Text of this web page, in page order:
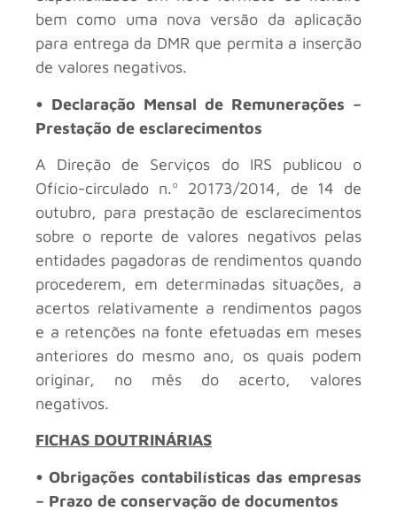
bem como uma nova versão da aplicação
para entrega da DMR que permita a inserção
de valores negativos.
• Declaração Mensal de Remunerações –
Prestação de esclarecimentos
A Direção de Serviços do IRS publicou o
Ofício-circulado n.º 20173/2014, de 14 de
outubro, para prestação de esclarecimentos
sobre o reporte de valores negativos pelas
entidades pagadoras de rendimentos quando
procederem, em determinadas situações, a
acertos relativamente a rendimentos pagos
e a retenções na fonte efetuadas em meses
anteriores do mesmo ano, os quais podem
originar, no mês do acerto, valores
negativos.
FICHAS DOUTRINÁRIAS
• Obrigações contabilísticas das empresas
– Prazo de conservação de documentos